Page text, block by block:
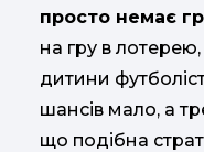
просто немає
на гру в
дитини
шансів мало, а
що подібна